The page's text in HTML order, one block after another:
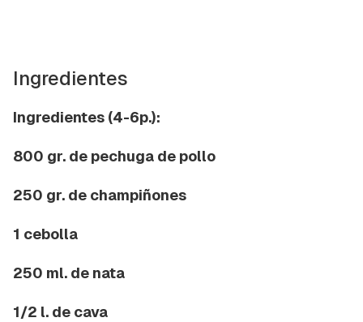
Ingredientes
Ingredientes (4-6p.):
800 gr. de pechuga de pollo
250 gr. de champiñones
1 cebolla
250 ml. de nata
1/2 l. de cava